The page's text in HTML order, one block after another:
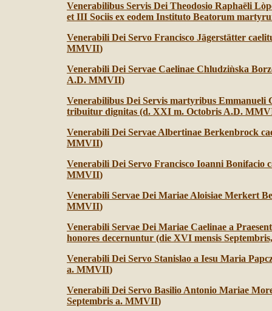
Venerabilibus Servis Dei Theodosio Raphaëli
et III Sociis ex eodem Instituto Beatorum
Venerabili Dei Servo Francisco Jägerstätter
MMVII)
Venerabili Dei Servae Caelinae Chludziǹska Borz
A.D. MMVII)
Venerabilibus Dei Servis martyribus Emmanueli
tribuitur dignitas (d. XXI m. Octobris A.D.
Venerabili Dei Servae Albertinae Berkenbrock
MMVII)
Venerabili Dei Servo Francisco Ioanni
MMVII)
Venerabili Servae Dei Mariae Aloisiae Merkert
MMVII)
Venerabili Servae Dei Mariae Caelinae a
honores decernuntur (die XVI mensis
Venerabili Dei Servo Stanislao a Iesu Maria
a. MMVII)
Venerabili Dei Servo Basilio Antonio Mariae
Septembris a. MMVII)